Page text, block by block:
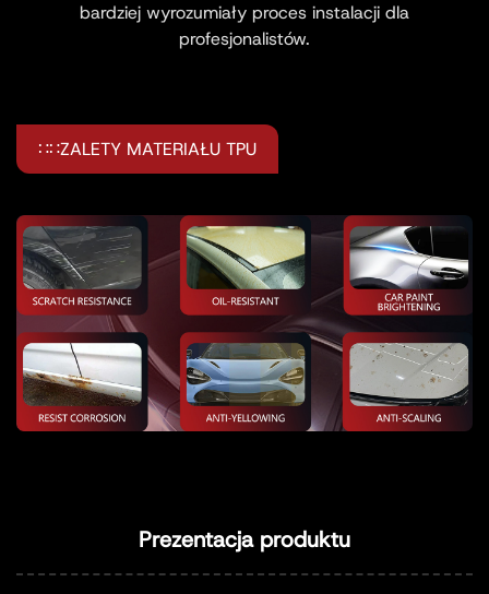
bardziej wyrozumiały proces instalacji dla
profesjonalistów.
∷∷ZALETY MATERIAŁU TPU
Prezentacja produktu